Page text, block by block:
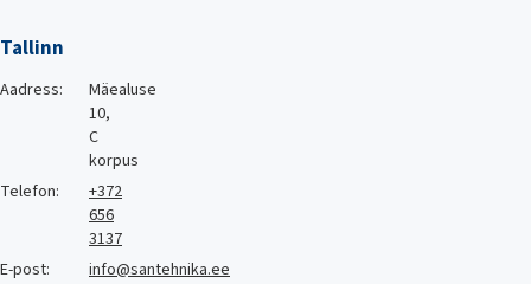
Tallinn
Aadress:
Mäealuse
10,
C
korpus
Telefon:
+372
656
3137
E-post:
info@santehnika.ee